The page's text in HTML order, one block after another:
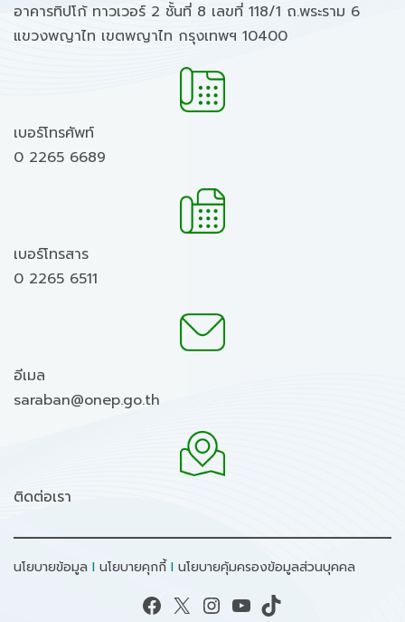
อาคารทิปโก้ ทาวเวอร์ 2 ชั้นที่ 8 เลขที่ 118/1 ถ.พระราม 6
แขวงพญาไท เขตพญาไท กรุงเทพฯ 10400
เบอร์โทรศัพท์
0 2265 6689
เบอร์โทรสาร
0 2265 6511
อีเมล
saraban@onep.go.th
ติดต่อเรา
นโยบายข้อมูล I นโยบายคุกกี้ I นโยบายคุ้มครองข้อมูลส่วนบุคคล
Facebook X Instagram YouTube TikTok